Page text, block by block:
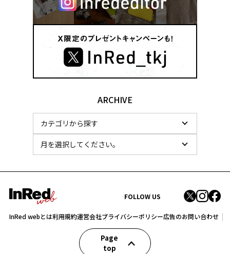
ARCHIVE
FOLLOW US
InRed webとは利用規約運営会社プライバシーポリシー広告のお問い合わせ
Page
top